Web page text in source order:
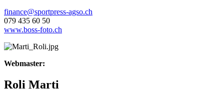
finance@sportpress-agso.ch
079 435 60 50
www.boss-foto.ch
Webmaster:
Roli Marti